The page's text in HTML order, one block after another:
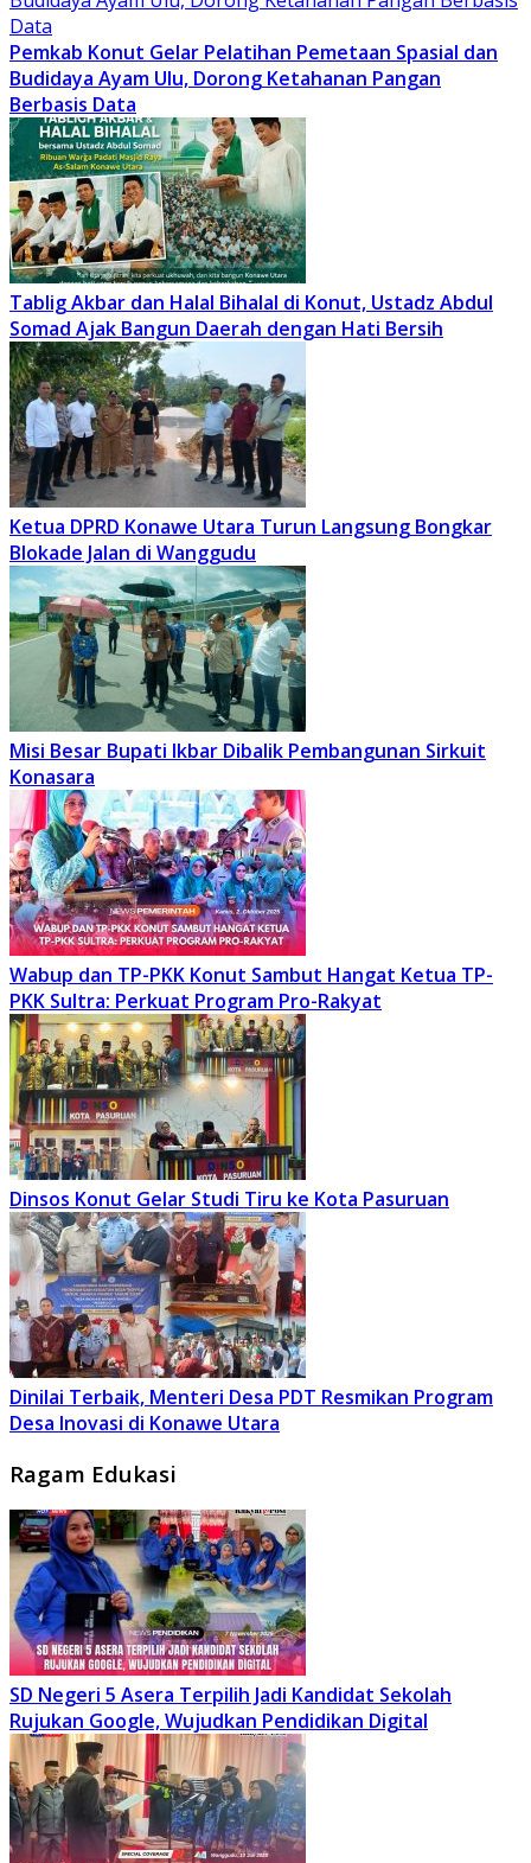
Pemkab Konut Gelar Pelatihan Pemetaan Spasial dan
Budidaya Ayam Ulu, Dorong Ketahanan Pangan
Berbasis Data
Tablig Akbar dan Halal Bihalal di Konut, Ustadz Abdul
Somad Ajak Bangun Daerah dengan Hati Bersih
Ketua DPRD Konawe Utara Turun Langsung Bongkar
Blokade Jalan di Wanggudu
Misi Besar Bupati Ikbar Dibalik Pembangunan Sirkuit
Konasara
Wabup dan TP-PKK Konut Sambut Hangat Ketua TP-
PKK Sultra: Perkuat Program Pro-Rakyat
Dinsos Konut Gelar Studi Tiru ke Kota Pasuruan
Dinilai Terbaik, Menteri Desa PDT Resmikan Program
Desa Inovasi di Konawe Utara
Ragam Edukasi
SD Negeri 5 Asera Terpilih Jadi Kandidat Sekolah
Rujukan Google, Wujudkan Pendidikan Digital